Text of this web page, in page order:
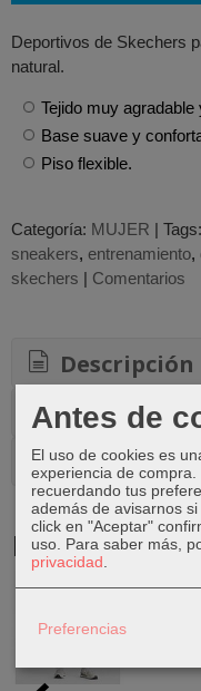
Deportivos de Skechers
natural.
Tejido muy agradable
Base suave y
Piso flexible.
Categoría: MUJER | Tags:
sneakers entrenamiento
skechers | Comentarios
Descripción
Costes de
Productos
-27 %
Antes de
El uso de cookies es
experiencia de
recuerdando tus
además de avisarnos
click en "Aceptar"
uso. Para saber más,
privacidad
Preferencias